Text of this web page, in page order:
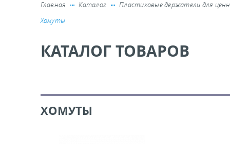
вывесок и шелфтокеры
Главная Каталог
Пластиковые держатели для
Хомуты
КАТАЛОГ ТОВАРОВ
ХОМУТЫ